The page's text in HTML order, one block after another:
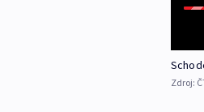
Zdroj: